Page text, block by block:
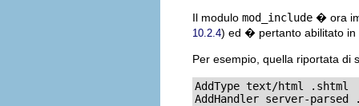
Il modulo mod_include � ora
10.2.4) ed � pertanto abilitato in
Per esempio, quella riportata di
AddType text/html .shtml
AddHandler server-parsed